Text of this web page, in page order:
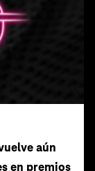
aún
en premios